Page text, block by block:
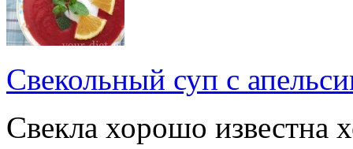
Свекольный суп с
Свекла хорошо известна